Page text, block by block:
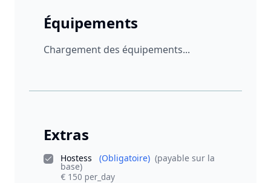
Équipements
Chargement des équipements...
Extras
Hostess (Obligatoire) (payable sur la
base)
€ 150 per_day